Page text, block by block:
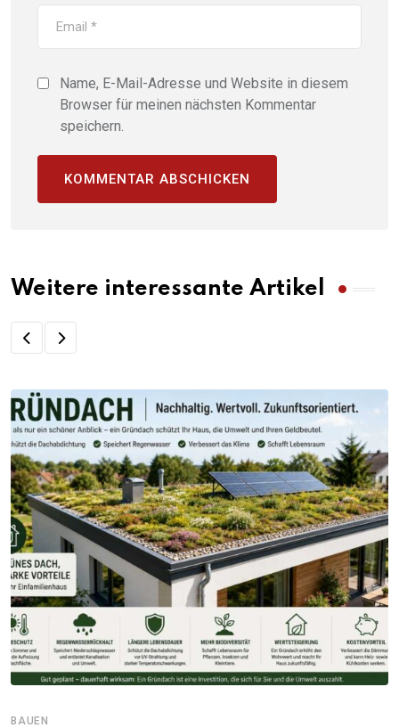
Name, E-Mail-Adresse und Website in diesem
Browser für meinen nächsten Kommentar
speichern.
Weitere interessante Artikel
BAUEN